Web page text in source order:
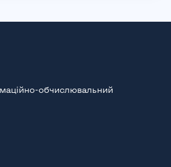
обчислювальний